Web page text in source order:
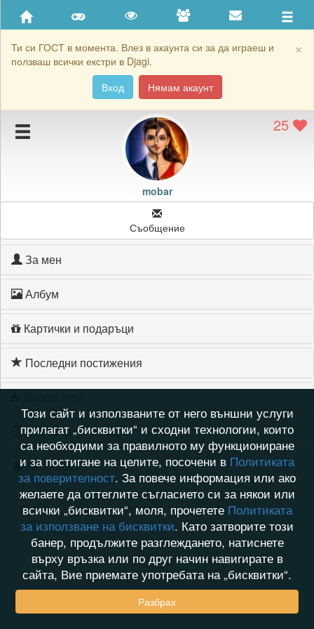
×
Ти си ГОСТ в момента. Влез в акаунта си за да играеш и
ползваш всички екстри в Djagi.
Вход
Нямам акаунт
Приятели
Хронология на игри
Подаръците на mobar
Картичките на mobar
25
mobar
Съобщение
За мен
Албум
Картички и подаръци
Последни постижения
Хронология на игри
Активност
Този сайт и използваните от него външни услуги
прилагат „бисквитки“ и сходни технологии, които
са необходими за правилното му функциониране
и за постигане на целите, посочени в Политиката
за поверителност. За повече информация или ако
желаете да оттеглите съгласието си за някои или
всички „бисквитки“, моля, прочетете Политиката
за използване на бисквитки. Като затворите този
банер, продължите разглеждането, натиснете
върху връзка или по друг начин навигирате в
сайта, Вие приемате употребата на „бисквитки“.
Разбрах